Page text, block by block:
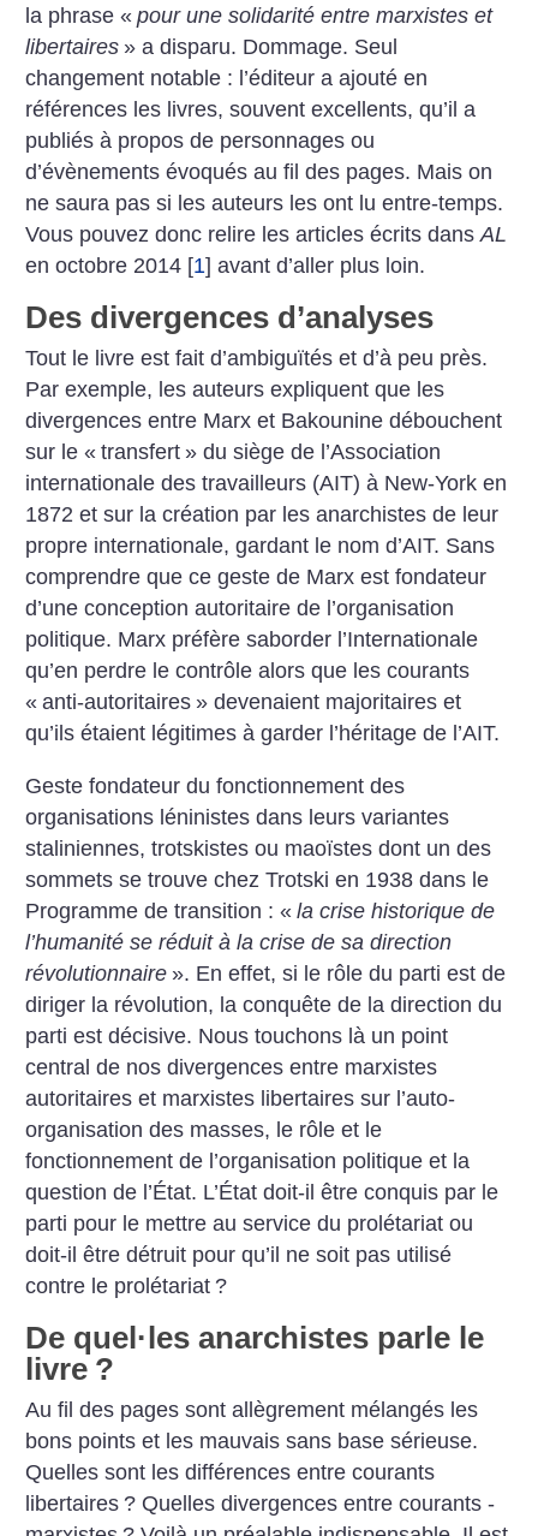
la phrase « pour une solidarité entre marxistes et
libertaires » a disparu. Dommage. Seul
changement notable : l’éditeur a ajouté en
références les livres, souvent excellents, qu’il a
publiés à propos de personnages ou
d’évènements évoqués au fil des pages. Mais on
ne saura pas si les auteurs les ont lu entre-temps.
Vous pouvez donc relire les articles écrits dansAL
en octobre 2014 [1] avant d’aller plus loin.
Des divergences d’analyses
Tout le livre est fait d’ambiguïtés et d’à peu près.
Par exemple, les auteurs expliquent que les
divergences entre Marx et Bakounine débouchent
sur le « transfert » du siège de l’Association
internationale des travailleurs (AIT) à New-York en
1872 et sur la création par les anarchistes de leur
propre internationale, gardant le nom d’AIT. Sans
comprendre que ce geste de Marx est fondateur
d’une conception autoritaire de l’organisation
politique. Marx préfère saborder l’Internationale
qu’en perdre le contrôle alors que les courants
« anti-autoritaires » devenaient majoritaires et
qu’ils étaient légitimes à garder l’héritage de l’AIT.
Geste fondateur du fonctionnement des
organisations léninistes dans leurs variantes
staliniennes, trotskistes ou maoïstes dont un des
sommets se trouve chez Trotski en 1938 dans le
Programme de transition : « la crise historique de
l’humanité se réduit à la crise de sa direction
révolutionnaire ». En effet, si le rôle du parti est de
diriger la révolution, la conquête de la direction du
parti est décisive. Nous touchons là un point
central de nos divergences entre marxistes
autoritaires et marxistes libertaires sur l’auto-
organisation des masses, le rôle et le
fonctionnement de l’organisation politique et la
question de l’État. L’État doit-il être conquis par le
parti pour le mettre au service du prolétariat ou
doit-il être détruit pour qu’il ne soit pas utilisé
contre le prolétariat ?
De quel·les anarchistes parle le
livre ?
Au fil des pages sont allègrement mélangés les
bons points et les mauvais sans base sérieuse.
Quelles sont les différences entre courants
libertaires ? Quelles divergences entre courants ­